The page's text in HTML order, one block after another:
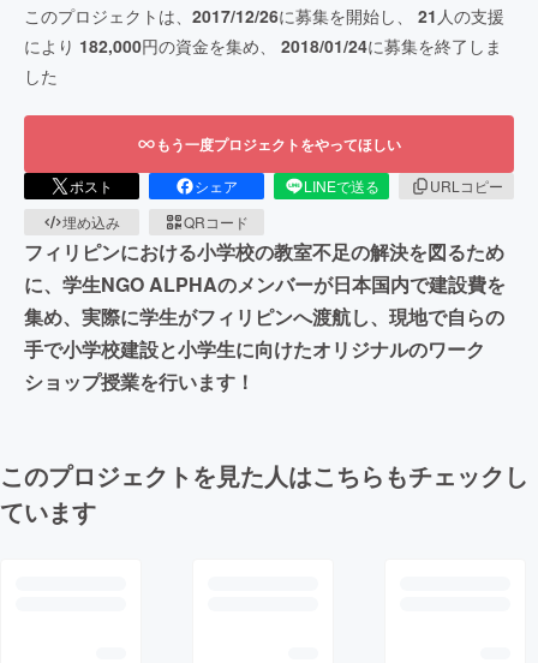
このプロジェクトは、 2017/12/26に募集を開始し、 21 人の支援
により 182,000円の資金を集め、 2018/01/24に募集を終了しま
した
もう一度プロジェクトをやってほしい
ポスト シェア LINEで送る
URLコピー
埋め込み
QRコード
フィリピンにおける小学校の教室不足の解決を図るため
に、学生NGO ALPHAのメンバーが日本国内で建設費を
集め、実際に学生がフィリピンへ渡航し、現地で自らの
手で小学校建設と小学生に向けたオリジナルのワーク
ショップ授業を行います！
このプロジェクトを見た人はこちらもチェックし
ています